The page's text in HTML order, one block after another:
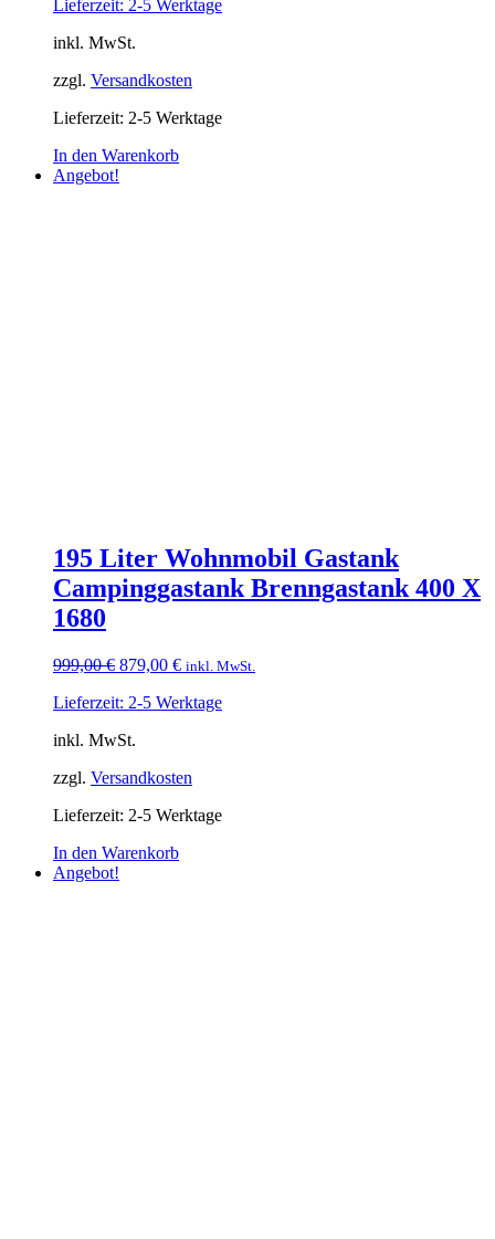
Lieferzeit: 2-5 Werktage
inkl. MwSt.
zzgl. Versandkosten
Lieferzeit: 2-5 Werktage
In den Warenkorb
Angebot!
195 Liter Wohnmobil Gastank
Campinggastank Brenngastank 400 X
1680
999,00€ Ursprünglicher
war:
879,00 €Aktueller
ist:
inkl. MwSt.
Lieferzeit: 2-5 Werktage
inkl. MwSt.
zzgl. Versandkosten
Lieferzeit: 2-5 Werktage
In den Warenkorb
Angebot!